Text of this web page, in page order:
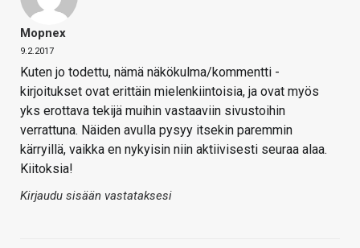
Mopnex
9.2.2017
Kuten jo todettu, nämä näkökulma/kommentti -
kirjoitukset ovat erittäin mielenkiintoisia, ja ovat myös
yks erottava tekijä muihin vastaaviin sivustoihin
verrattuna. Näiden avulla pysyy itsekin paremmin
kärryillä, vaikka en nykyisin niin aktiivisesti seuraa alaa.
Kiitoksia!
Kirjaudu sisään vastataksesi